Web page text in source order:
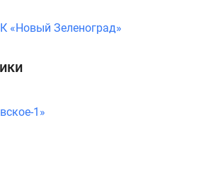
«Новый Зеленоград»
1»